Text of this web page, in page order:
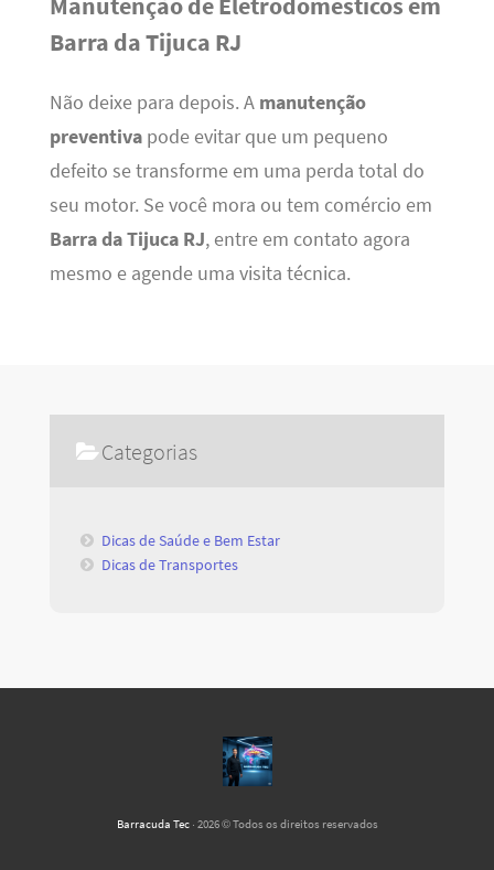
Barra da Tijuca RJ
Não deixe para depois. A manutenção
preventivapode evitar que um pequeno
defeito se transforme em uma perda total do
seu motor. Se você mora ou tem comércio em
Barra da Tijuca RJ, entre em contato agora
mesmo e agende uma visita técnica.
Categorias
Dicas de Saúde e Bem Estar
Dicas de Transportes
Barracuda Tec· 2026 © Todos os direitos reservados